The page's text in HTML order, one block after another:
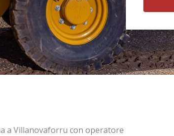
a Villanovaforru con operatore